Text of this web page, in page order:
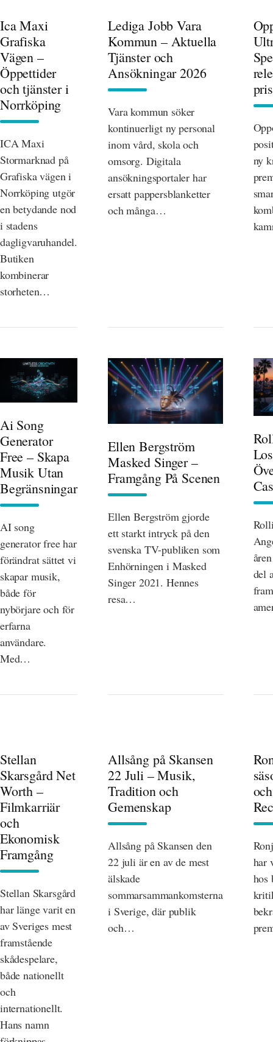
Ica Maxi
Grafiska
Vägen –
Öppettider
och tjänster i
Norrköping
ICA Maxi
Stormarknad på
Grafiska vägen i
Norrköping utgör
en betydande nod
i stadens
dagligvaruhandel.
Butiken
kombinerar
storheten…
Lediga Jobb Vara
Kommun – Aktuella
Tjänster och
Ansökningar 2026
Vara kommun söker
kontinuerligt ny personal
inom vård, skola och
omsorg. Digitala
ansökningsportaler har
ersatt pappersblanketter
och många…
pris
ny
Ai Song
Generator
Free – Skapa
Musik Utan
Begränsningar
AI song
generator free har
förändrat sättet vi
skapar musik,
både för
nybörjare och för
erfarna
användare.
Med…
Ellen Bergström
Masked Singer –
Framgång På Scenen
Ellen Bergström gjorde
ett starkt intryck på den
svenska TV-publiken som
Enhörningen i Masked
Singer 2021. Hennes
resa…
del
Stellan
Skarsgård Net
Worth –
Filmkarriär
och
Ekonomisk
Framgång
Stellan Skarsgård
har länge varit en
av Sveriges mest
framstående
skådespelare,
både nationellt
och
internationellt.
Hans namn
Allsång på Skansen
22 Juli – Musik,
Tradition och
Gemenskap
Allsång på Skansen den
22 juli är en av de mest
älskade
sommarsammankomsterna
i Sverige, där publik
och…
och
har
hos